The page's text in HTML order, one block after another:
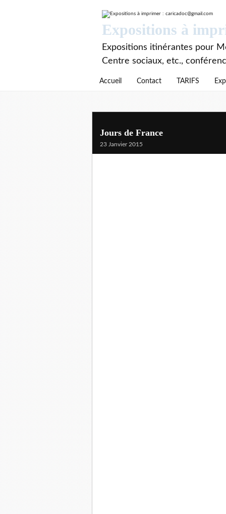
Expositions à
Expositions itinérantes pour
Centre sociaux, etc.,
Accueil Contact TARIFS
Jours de France
23 Janvier 2015